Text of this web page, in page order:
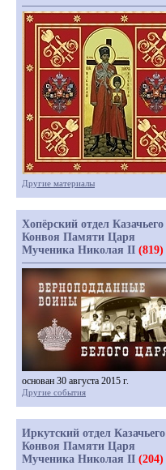
Другие материалы
Хопёрский отдел Казачьего
Конвоя Памяти Царя
Мученика Николая II (819)
основан 30 августа 2015 г.
Другие события
Иркутский отдел Казачьего
Конвоя Памяти Царя
Мученика Николая II (204)